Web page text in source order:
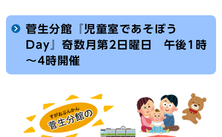
菅生分館『児童室であそぼう
Day』奇数月第2日曜日 午後1時
～4時開催